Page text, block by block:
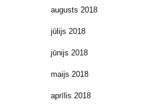
augusts 2018
jūlijs 2018
jūnijs 2018
maijs 2018
aprīlis 2018